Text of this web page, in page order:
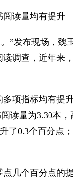
阅读量均有提升
”发布现场，
调查，近年来
项指标均有提
读量为3.30本
了0.3个百分点
几个百分点的